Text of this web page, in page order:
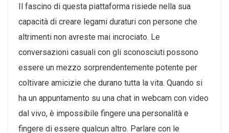
Il fascino di questa piattaforma risiede nella sua
capacità di creare legami duraturi con persone che
altrimenti non avreste mai incrociato. Le
conversazioni casuali con gli sconosciuti possono
essere un mezzo sorprendentemente potente per
coltivare amicizie che durano tutta la vita. Quando si
ha un appuntamento su una chat in webcam con video
dal vivo, è impossibile fingere una personalità e
fingere di essere qualcun altro. Parlare con le